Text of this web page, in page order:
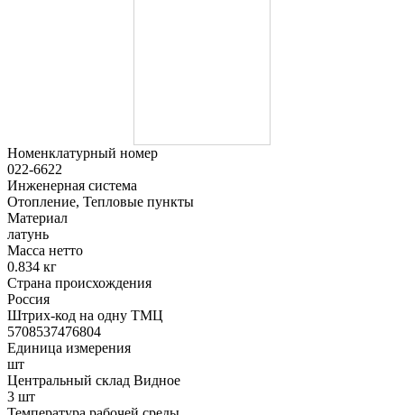
Номенклатурный номер
022-6622
Инженерная система
Отопление, Тепловые пункты
Материал
латунь
Масса нетто
0.834 кг
Страна происхождения
Россия
Штрих-код на одну ТМЦ
5708537476804
Единица измерения
шт
Центральный склад Видное
3 шт